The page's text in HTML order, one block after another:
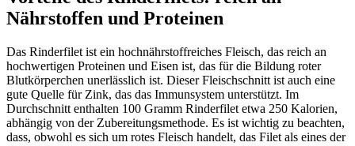
Nährstoffen und Proteinen
Das Rinderfilet ist ein hochnährstoffreiches Fleisch, das reich an
hochwertigen Proteinen und Eisen ist, das für die Bildung roter
Blutkörperchen unerlässlich ist. Dieser Fleischschnitt ist auch eine
gute Quelle für Zink, das das Immunsystem unterstützt. Im
Durchschnitt enthalten 100 Gramm Rinderfilet etwa 250 Kalorien,
abhängig von der Zubereitungsmethode. Es ist wichtig zu beachten,
dass, obwohl es sich um rotes Fleisch handelt, das Filet als eines der